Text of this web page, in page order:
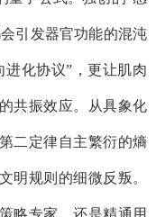
引发器官功能的混沌
化协议”，更让肌肉
共振效应。从具象化
二定律自主繁衍的熵
明规则的细微反叛。